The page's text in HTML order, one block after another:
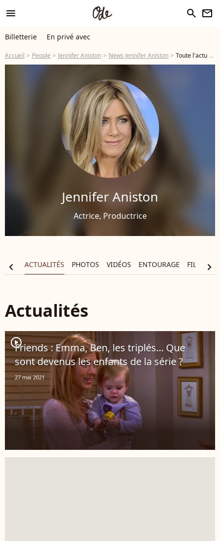
menu search newsletter
Billetterie En privé avec
Accueil People Jennifer Aniston News Jennifer Aniston Toute l'actu de Jennifer Aniston - Page 2
Jennifer Aniston
Actrice, Productrice
ACTUALITÉS PHOTOS VIDÉOS ENTOURAGE
chevron_left chevron_right
Actualités
player2
Friends : Emma, Ben, les triplés... Que
sont devenus les enfants de la série ?
27 mai 2021